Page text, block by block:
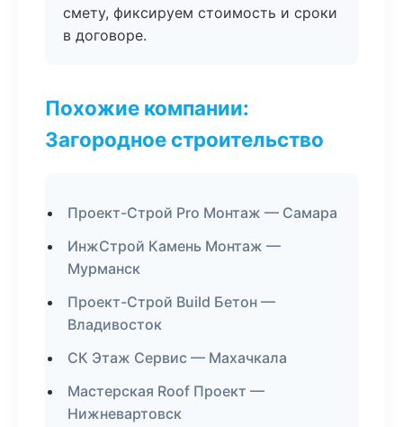
смету, фиксируем стоимость и сроки
в договоре.
Похожие компании:
Загородное строительство
Проект-Строй Pro Монтаж — Самара
ИнжСтрой Камень Монтаж —
Мурманск
Проект-Строй Build Бетон —
Владивосток
СК Этаж Сервис — Махачкала
Мастерская Roof Проект —
Нижневартовск